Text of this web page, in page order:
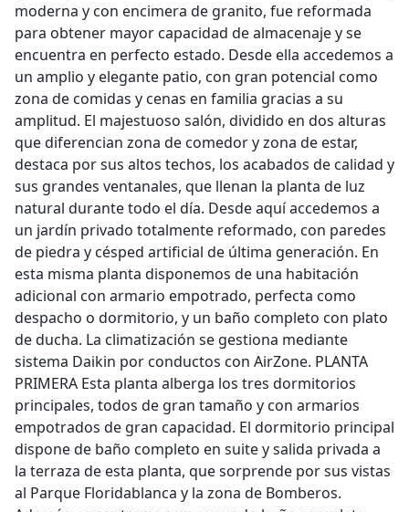
moderna y con encimera de granito, fue reformada
para obtener mayor capacidad de almacenaje y se
encuentra en perfecto estado. Desde ella accedemos a
un amplio y elegante patio, con gran potencial como
zona de comidas y cenas en familia gracias a su
amplitud. El majestuoso salón, dividido en dos alturas
que diferencian zona de comedor y zona de estar,
destaca por sus altos techos, los acabados de calidad y
sus grandes ventanales, que llenan la planta de luz
natural durante todo el día. Desde aquí accedemos a
un jardín privado totalmente reformado, con paredes
de piedra y césped artificial de última generación. En
esta misma planta disponemos de una habitación
adicional con armario empotrado, perfecta como
despacho o dormitorio, y un baño completo con plato
de ducha. La climatización se gestiona mediante
sistema Daikin por conductos con AirZone. PLANTA
PRIMERA Esta planta alberga los tres dormitorios
principales, todos de gran tamaño y con armarios
empotrados de gran capacidad. El dormitorio principal
dispone de baño completo en suite y salida privada a
la terraza de esta planta, que sorprende por sus vistas
al Parque Floridablanca y la zona de Bomberos.